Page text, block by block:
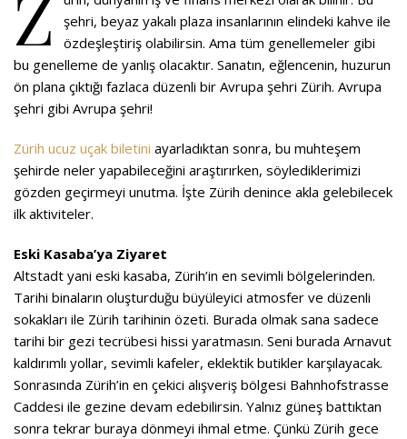
şehri, beyaz yakalı plaza insanlarının elindeki kahve ile
özdeşleştiriş olabilirsin. Ama tüm genellemeler gibi
bu genelleme de yanlış olacaktır. Sanatın, eğlencenin, huzurun
ön plana çıktığı fazlaca düzenli bir Avrupa şehri Zürih. Avrupa
şehri gibi Avrupa şehri!
Zürih ucuz uçak biletini ayarladıktan sonra, bu muhteşem
şehirde neler yapabileceğini araştırırken, söylediklerimizi
gözden geçirmeyi unutma. İşte Zürih denince akla gelebilecek
ilk aktiviteler.
Eski Kasaba’ya Ziyaret
Altstadt yani eski kasaba, Zürih’in en sevimli bölgelerinden.
Tarihi binaların oluşturduğu büyüleyici atmosfer ve düzenli
sokakları ile Zürih tarihinin özeti. Burada olmak sana sadece
tarihi bir gezi tecrübesi hissi yaratmasın. Seni burada Arnavut
kaldırımlı yollar, sevimli kafeler, eklektik butikler karşılayacak.
Sonrasında Zürih’in en çekici alışveriş bölgesi Bahnhofstrasse
Caddesi ile gezine devam edebilirsin. Yalnız güneş battıktan
sonra tekrar buraya dönmeyi ihmal etme. Çünkü Zürih gece